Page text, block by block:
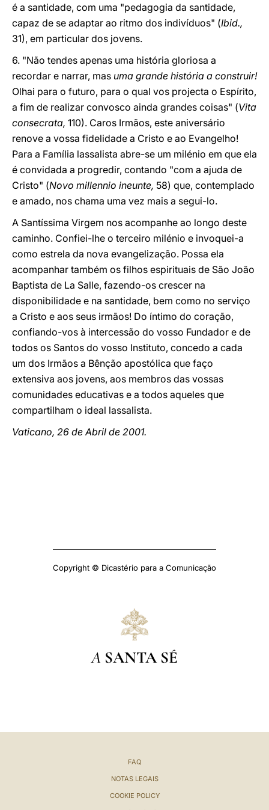
é a santidade, com uma "pedagogia da santidade,
capaz de se adaptar ao ritmo dos indivíduos" (Ibid.,
31), em particular dos jovens.
6. "Não tendes apenas uma história gloriosa a
recordar e narrar, mas uma grande história a construir!
Olhai para o futuro, para o qual vos projecta o Espírito,
a fim de realizar convosco ainda grandes coisas" (Vita
consecrata, 110). Caros Irmãos, este aniversário
renove a vossa fidelidade a Cristo e ao Evangelho!
Para a Família lassalista abre-se um milénio em que ela
é convidada a progredir, contando "com a ajuda de
Cristo" (Novo millennio ineunte, 58) que, contemplado
e amado, nos chama uma vez mais a segui-lo.
A Santíssima Virgem nos acompanhe ao longo deste
caminho. Confiei-lhe o terceiro milénio e invoquei-a
como estrela da nova evangelização. Possa ela
acompanhar também os filhos espirituais de São João
Baptista de La Salle, fazendo-os crescer na
disponibilidade e na santidade, bem como no serviço
a Cristo e aos seus irmãos! Do íntimo do coração,
confiando-vos à intercessão do vosso Fundador e de
todos os Santos do vosso Instituto, concedo a cada
um dos Irmãos a Bênção apostólica que faço
extensiva aos jovens, aos membros das vossas
comunidades educativas e a todos aqueles que
compartilham o ideal lassalista.
Vaticano, 26 de Abril de 2001.
Copyright © Dicastério para a Comunicação
A SANTA SÉ
FAQ
NOTAS LEGAIS
COOKIE POLICY